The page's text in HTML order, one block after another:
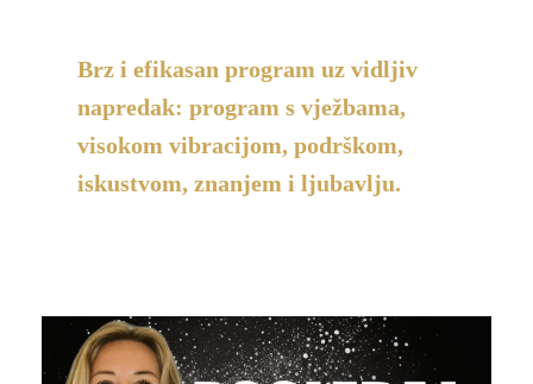
Brz i efikasan program uz vidljiv
napredak: program s vježbama,
visokom vibracijom, podrškom,
iskustvom, znanjem i ljubavlju.